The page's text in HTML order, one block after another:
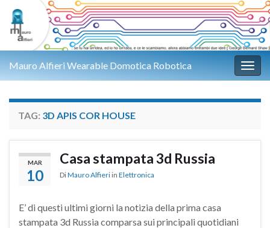
Mauro Alfieri Wearable Domotica Robotica
TAG: 3D APIS COR HOUSE
MAR
10
Casa stampata 3d Russia
DiMauro Alfieri in Elettronica
E’ di questi ultimi giorni la notizia della prima casa
stampata 3d Russia comparsa sui principali quotidiani